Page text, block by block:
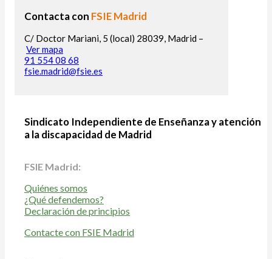
Contacta con FSIE Madrid
C/ Doctor Mariani, 5 (local) 28039, Madrid –
Ver mapa
91 554 08 68
fsie.madrid@fsie.es
Sindicato Independiente de Enseñanza y atención
a la discapacidad de Madrid
FSIE Madrid:
Quiénes somos
¿Qué defendemos?
Declaración de principios
Contacte con FSIE Madrid